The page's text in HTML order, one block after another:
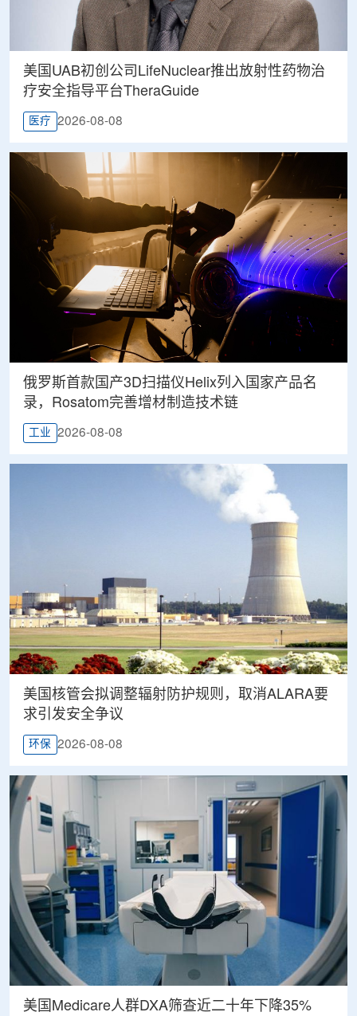
美国UAB初创公司LifeNuclear推出放射性药物治
疗安全指导平台TheraGuide
医疗 2026-08-08
俄罗斯首款国产3D扫描仪Helix列入国家产品名
录，Rosatom完善增材制造技术链
工业 2026-08-08
美国核管会拟调整辐射防护规则，取消ALARA要
求引发安全争议
环保 2026-08-08
美国Medicare人群DXA筛查近二十年下降35%